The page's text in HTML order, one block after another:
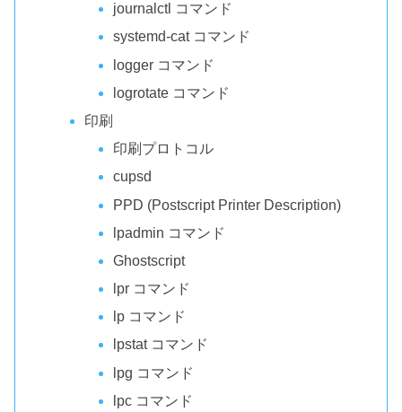
journalctl コマンド
systemd-cat コマンド
logger コマンド
logrotate コマンド
印刷
印刷プロトコル
cupsd
PPD (Postscript Printer Description)
lpadmin コマンド
Ghostscript
lpr コマンド
lp コマンド
lpstat コマンド
lpg コマンド
lpc コマンド